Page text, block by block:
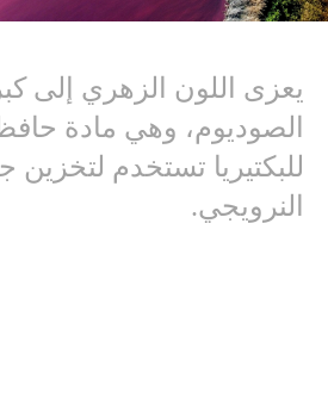
يعزى اللون الزهري إلى
الصوديوم، وهي مادة
للبكتيريا تستخدم لتخزين
النرويجي.